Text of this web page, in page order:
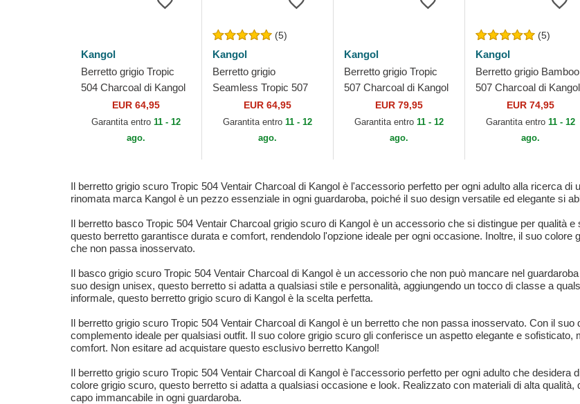
Kangol
Berretto grigio Tropic
504 Charcoal di Kangol
EUR 64,95
Garantita entro 11 - 12
ago.
(5)
Kangol
Berretto grigio
Seamless Tropic 507
Charcoal di Kangol
EUR 64,95
Garantita entro 11 - 12
ago.
Kangol
Berretto grigio Tropic
507 Charcoal di Kangol
EUR 79,95
Garantita entro 11 - 12
ago.
(5)
Kangol
Berretto grigio Bamboo
507 Charcoal di Kangol
EUR 74,95
Garantita entro 11 - 12
ago.
Il berretto grigio scuro Tropic 504 Ventair Charcoal di Kangol è l'accessorio perfetto per ogni adulto alla ricerca
rinomata marca Kangol è un pezzo essenziale in ogni guardaroba, poiché il suo design versatile ed elegante si
Il berretto basco Tropic 504 Ventair Charcoal grigio scuro di Kangol è un accessorio che si distingue per qualità
questo berretto garantisce durata e comfort, rendendolo l'opzione ideale per ogni occasione. Inoltre, il suo
che non passa inosservato.
Il basco grigio scuro Tropic 504 Ventair Charcoal di Kangol è un accessorio che non può mancare nel
suo design unisex, questo berretto si adatta a qualsiasi stile e personalità, aggiungendo un tocco di classe a
informale, questo berretto grigio scuro di Kangol è la scelta perfetta.
Il berretto grigio scuro Tropic 504 Ventair Charcoal di Kangol è un berretto che non passa inosservato. Con il
complemento ideale per qualsiasi outfit. Il suo colore grigio scuro gli conferisce un aspetto elegante e
comfort. Non esitare ad acquistare questo esclusivo berretto Kangol!
Il berretto grigio scuro Tropic 504 Ventair Charcoal di Kangol è l'accessorio perfetto per ogni adulto che
colore grigio scuro, questo berretto si adatta a qualsiasi occasione e look. Realizzato con materiali di alta
capo immancabile in ogni guardaroba.